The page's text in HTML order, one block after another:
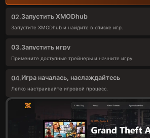
02.Запустить XMODhub
Запустите XMODhub и найдите в списке игр.
03.Запустить игру
Примените доступные трейнеры и начните игру.
04.Игра началась, наслаждайтесь
Легко настраивайте игровой процесс.